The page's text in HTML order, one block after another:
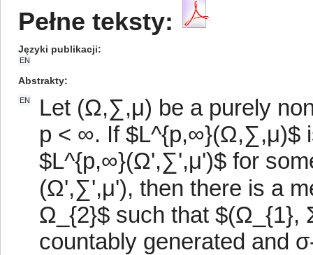
Pełne teksty:
Języki publikacji
EN
Abstrakty
EN
Let (Ω,∑,μ) be a purely
p < ∞. If $L^{p,∞}(Ω,∑,μ)$
$L^{p,∞}(Ω',∑',μ')$ for
(Ω',∑',μ'), then there is a
Ω_{2}$ such that
countably generated and